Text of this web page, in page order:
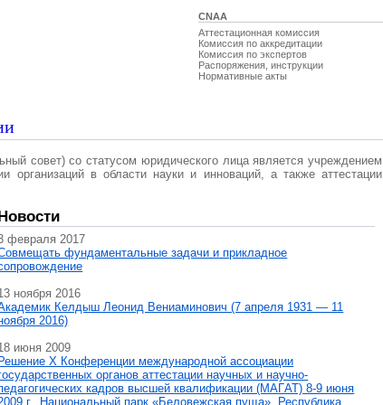
CNAA
Аттестационная комиссия
Комиссия по аккредитации
Комиссия по экспертов
Распоряжения, инструкции
Нормативные акты
совет) со статусом юридического лица является учреждением
организаций в области науки и инноваций, а также аттестации
февраля 2017
фундаментальные задачи и прикладное
ноября 2016
Келдыш Леонид Вениаминович (7 апреля 1931 — 11
2016)
июня 2009
Решение X Конференции международной ассоциации
органов аттестации научных и научно-
кадров высшей квалификации (МАГAT) 8-9 июня
г., Национальный парк «Беловежская пуща», Республика